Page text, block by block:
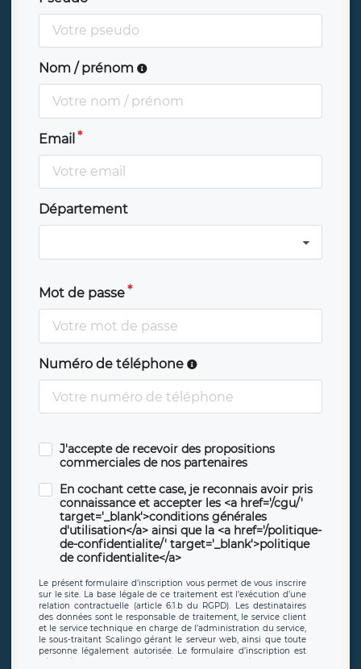
Nom / prénom
Email
Département
Mot de passe
Numéro de téléphone
J'accepte de recevoir des propositions
commerciales de nos partenaires
En cochant cette case, je reconnais avoir pris
connaissance et accepter les <a href='/cgu/'
target='_blank'>conditions générales
d'utilisation</a> ainsi que la <a href='/politique-
de-confidentialite/' target='_blank'>politique
de confidentialite</a>
Le présent formulaire d’inscription vous permet de vous inscrire
sur le site. La base légale de ce traitement est l’exécution d’une
relation contractuelle (article 6.1.b du RGPD). Les destinataires
des données sont le responsable de traitement, le service client
et le service technique en charge de l’administration du service,
le sous-traitant Scalingo gérant le serveur web, ainsi que toute
personne légalement autorisée. Le formulaire d’inscription est